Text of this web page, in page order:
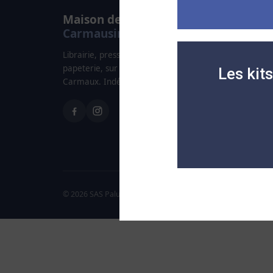
Maison de la Presse
Carmausine
Librairie, presse, carterie, jeux & jouets et
papeterie, sur 200 m² en plein centre de
Carmaux. Indépendante depuis 1995.
© 2026 SAS Paludetto — Maison de la Presse Carmausine
Les